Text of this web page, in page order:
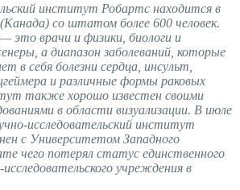
институт Робартс находится в
со штатом более 600 человек.
это врачи и физики, биологи и
а диапазон заболеваний, которые
в себя болезни сердца, инсульт,
и различные формы раковых
также хорошо известен своими
в области визуализации. В июле
исследовательский институт
с Университетом Западного
чего потерял статус единственного
учреждения в